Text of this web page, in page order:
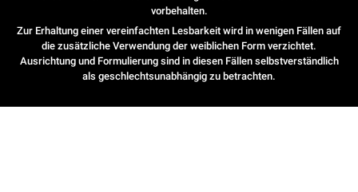
vorbehalten.
Zur Erhaltung einer vereinfachten Lesbarkeit wird in wenigen Fällen auf
die zusätzliche Verwendung der weiblichen Form verzichtet.
Ausrichtung und Formulierung sind in diesen Fällen selbstverständlich
als geschlechtsunabhängig zu betrachten.